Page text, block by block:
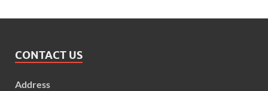
CONTACT US
Address